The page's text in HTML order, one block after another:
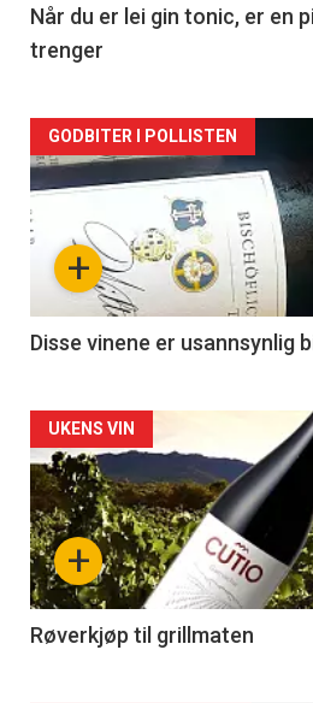
2
Når du er lei gin tonic, er en
trenger
Forsiden
akkurat
nå
3
+
GODBITER I POLLISTEN
Disse vinene er usannsynlig
Forsiden
akkurat
nå
-
4
+
UKENS VIN
Røverkjøp til grillmaten